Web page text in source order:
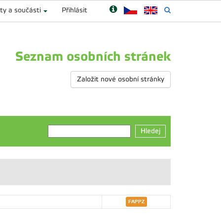
a součásti Přihlásit
Seznam osobních stránek
Založit nové osobní stránky
Hledej